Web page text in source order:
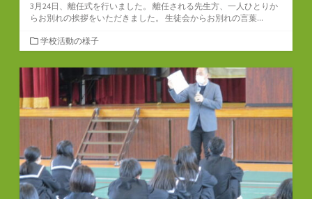
3月24日、離任式を行いました。 離任される先生方、一人ひとりか
らお別れの挨拶をいただきました。 生徒会からお別れの言葉...
カ
テ
ゴ
ー
学校活動の様子